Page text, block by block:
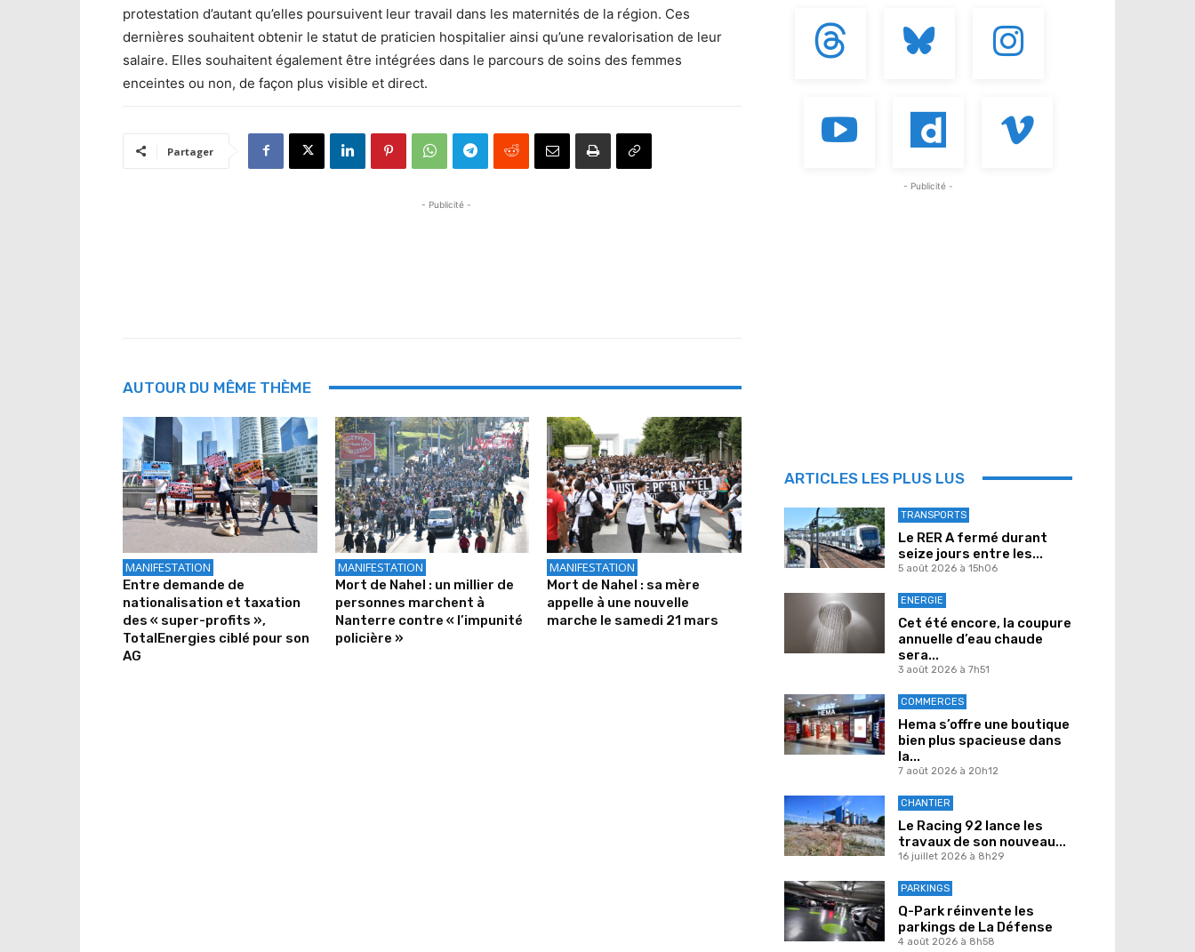
protestation d’autant qu’elles poursuivent leur travail dans les maternités de la région. Ces
dernières souhaitent obtenir le statut de praticien hospitalier ainsi qu’une revalorisation de leur
salaire. Elles souhaitent également être intégrées dans le parcours de soins des femmes
enceintes ou non, de façon plus visible et direct.
Partager
- Publicité -
AUTOUR DU MÊME THÈME
MANIFESTATION
Entre demande de
nationalisation et taxation
des « super-profits »,
TotalEnergies ciblé pour son
AG
MANIFESTATION
Mort de Nahel : un millier de
personnes marchent à
Nanterre contre « l’impunité
policière »
MANIFESTATION
Mort de Nahel : sa mère
appelle à une nouvelle
marche le samedi 21 mars
- Publicité -
ARTICLES LES PLUS LUS
TRANSPORTS
Le RER A fermé durant
seize jours entre les...
5 août 2026 à 15h06
ENERGIE
Cet été encore, la coupure
annuelle d’eau chaude
sera...
3 août 2026 à 7h51
COMMERCES
Hema s’offre une boutique
bien plus spacieuse dans
la...
7 août 2026 à 20h12
CHANTIER
Le Racing 92 lance les
travaux de son nouveau...
16 juillet 2026 à 8h29
PARKINGS
Q-Park réinvente les
parkings de La Défense
4 août 2026 à 8h58